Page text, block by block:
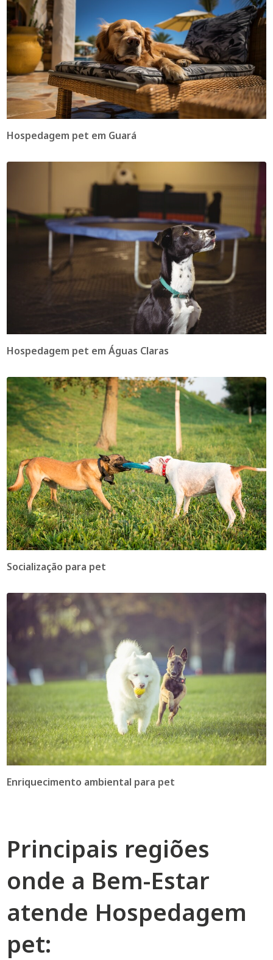
Hospedagem pet em Guará
Hospedagem pet em Águas Claras
Socialização para pet
Enriquecimento ambiental para pet
Principais regiões
onde a Bem-Estar
atende Hospedagem
pet: